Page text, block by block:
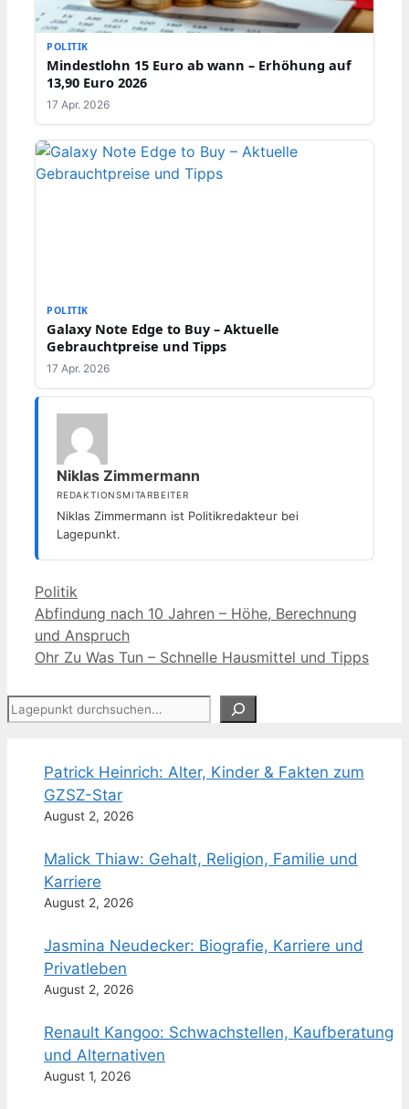
POLITIK
Mindestlohn 15 Euro ab wann – Erhöhung auf
13,90 Euro 2026
17 Apr. 2026
POLITIK
Galaxy Note Edge to Buy – Aktuelle
Gebrauchtpreise und Tipps
17 Apr. 2026
Niklas Zimmermann
REDAKTIONSMITARBEITER
Niklas Zimmermann ist Politikredakteur bei
Lagepunkt.
Kategorien
Politik
Abfindung nach 10 Jahren – Höhe, Berechnung
und Anspruch
Ohr Zu Was Tun – Schnelle Hausmittel und Tipps
Suchen
Patrick Heinrich: Alter, Kinder & Fakten zum
GZSZ-Star
August 2, 2026
Malick Thiaw: Gehalt, Religion, Familie und
Karriere
August 2, 2026
Jasmina Neudecker: Biografie, Karriere und
Privatleben
August 2, 2026
Renault Kangoo: Schwachstellen, Kaufberatung
und Alternativen
August 1, 2026